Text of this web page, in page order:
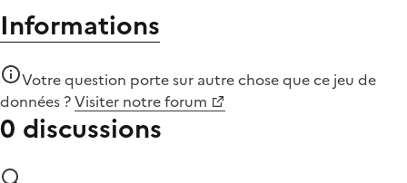
Informations
Votre question porte sur autre chose quece jeu de
données ?Visiter notre forum
0 discussions